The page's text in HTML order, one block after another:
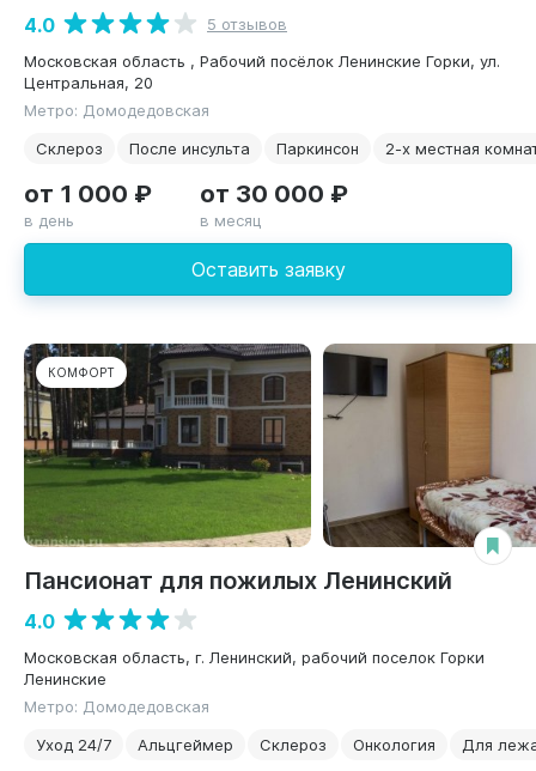
4.0
5 отзывов
Московская область , Рабочий посёлок Ленинские Горки, ул.
Центральная, 20
Метро: Домодедовская
Склероз
После инсульта Паркинсон 2-х местная
Оставить заявку
от 1 000 ₽
в день
от 30 000 ₽
в месяц
КОМФОРТ
Пансионат для пожилых Ленинский
4.0
Московская область, г. Ленинский, рабочий поселок Горки
Ленинские
Метро: Домодедовская
Уход 24/7
Альцгеймер Склероз Онкология Для